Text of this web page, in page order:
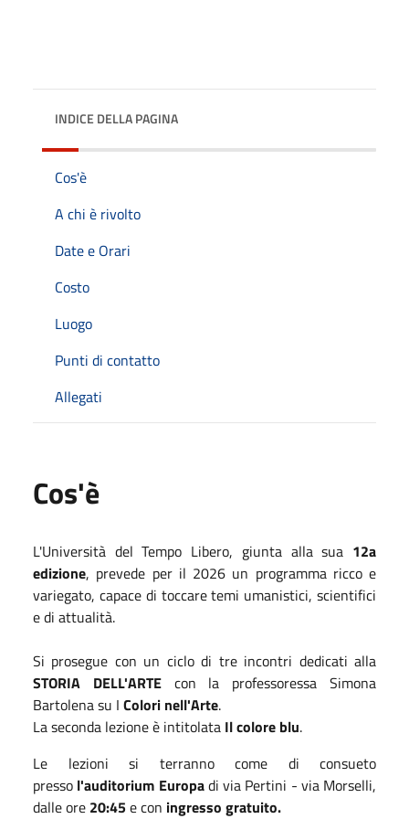
INDICE DELLA PAGINA
Cos'è
A chi è rivolto
Date e Orari
Costo
Luogo
Punti di contatto
Allegati
Cos'è
L'Università del Tempo Libero, giunta alla sua 12a
edizione, prevede per il 2026 un programma ricco e
variegato, capace di toccare temi umanistici, scientifici
e di attualità.
Si prosegue con un ciclo di tre incontri dedicati alla
STORIA DELL'ARTEcon la professoressa Simona
Bartolena su I Colori nell'Arte.
La seconda lezione è intitolata Il colore blu.
Le lezioni si terranno come di consueto
presso l'auditorium Europadi via Pertini - via Morselli,
dalle ore 20:45e con ingresso gratuito.